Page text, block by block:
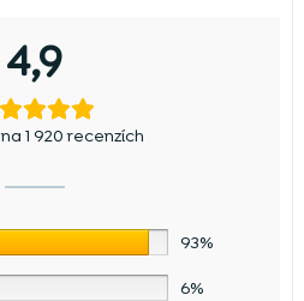
4,9
1 920 recenzích
93%
6%